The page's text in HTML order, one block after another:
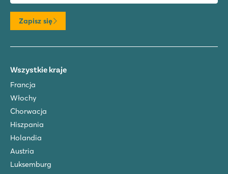
Zapisz się
Wszystkie kraje
Francja
Włochy
Chorwacja
Hiszpania
Holandia
Austria
Luksemburg